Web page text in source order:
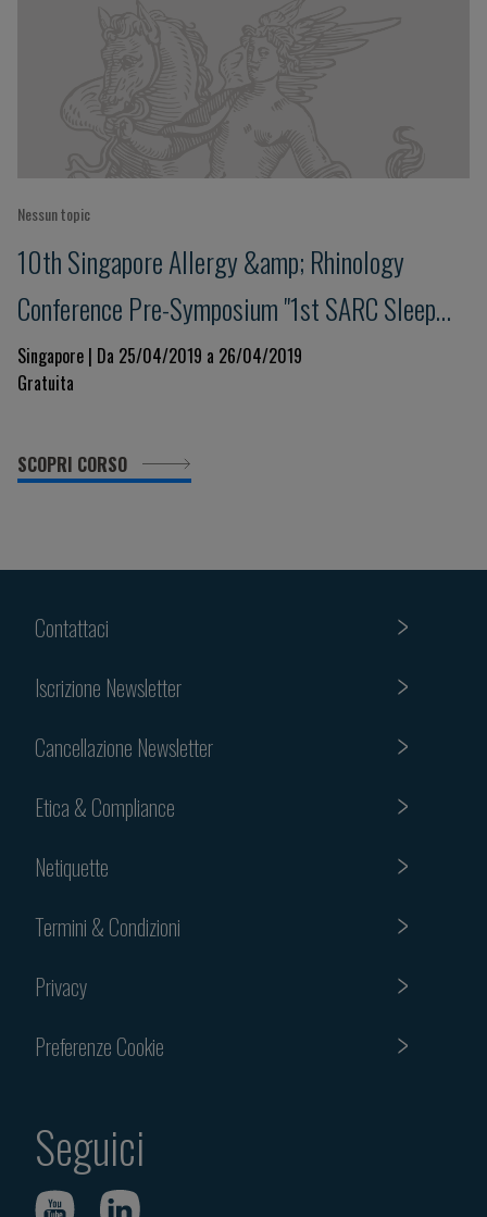
Nessun topic
10th Singapore Allergy &amp; Rhinology
Conference Pre-Symposium "1st SARC Sleep
Workshop"
Singapore | Da 25/04/2019 a 26/04/2019
Gratuita
SCOPRI CORSO
Contattaci
Iscrizione Newsletter
Cancellazione Newsletter
Etica & Compliance
Netiquette
Termini & Condizioni
Privacy
Preferenze Cookie
Seguici